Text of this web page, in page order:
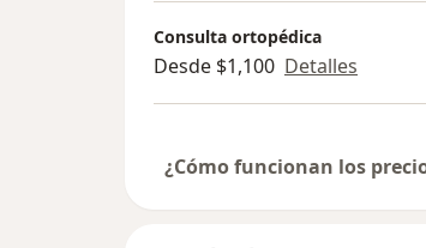
Consulta ortopédica
Desde $1,100 Detalles
¿Cómo funcionan los